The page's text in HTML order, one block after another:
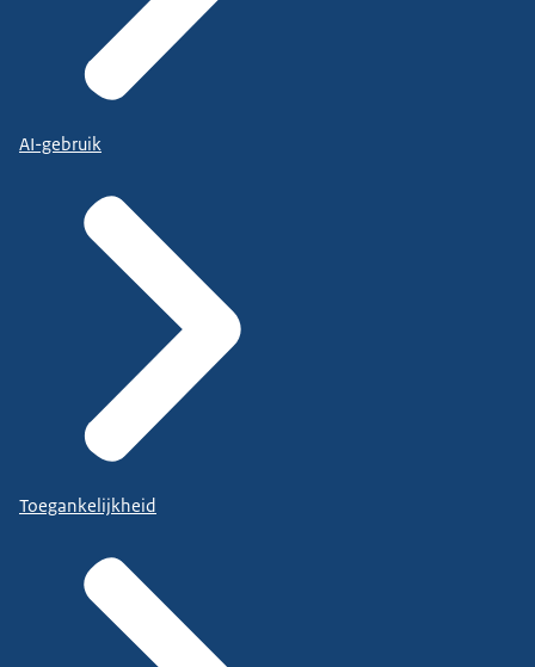
AI-gebruik
Toegankelijkheid